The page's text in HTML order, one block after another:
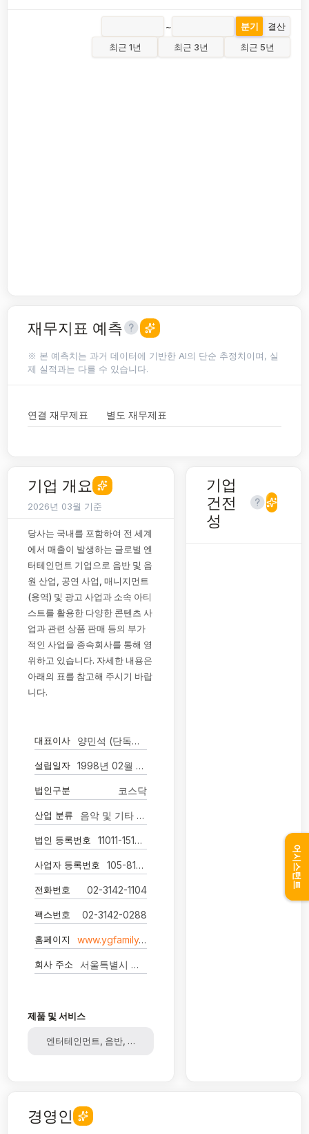
~ 분기
결산
최근 1년
최근 3년 최근 5년
재무지표 예측
※ 본 예측치는 과거 데이터에 기반한 AI의 단순 추정치이며, 실
제 실적과는 다를 수 있습니다.
연결 재무제표 별도 재무제표
기업 개요
2026년 03월 기준
당사는 국내를 포함하여 전 세계
에서 매출이 발생하는 글로벌 엔
터테인먼트 기업으로 음반 및 음
원 산업, 공연 사업, 매니지먼트
(용역) 및 광고 사업과 소속 아티
스트를 활용한 다양한 콘텐츠 사
업과 관련 상품 판매 등의 부가
적인 사업을 종속회사를 통해 영
위하고 있습니다. 자세한 내용은
아래의 표를 참고해 주시기 바랍
니다.
대표이사 양민석 (단독대표이사)
설립일자 1998년 02월 24일
법인구분 코스닥
산업 분류 음악 및 기타 오디오물 출판업
법인 등록번호 11011-1516397
사업자 등록번호 105-81-91810
전화번호 02-3142-1104
팩스번호 02-3142-0288
홈페이지 www.ygfamily.com
회사 주소 서울특별시 마포구 희우정로1길 7 -
제품 및 서비스
엔터테인먼트, 음반, 음원, 공연, 매니지먼트, 광고, 콘텐츠, 금융,
기업
건전
성
경영인
어시스턴트